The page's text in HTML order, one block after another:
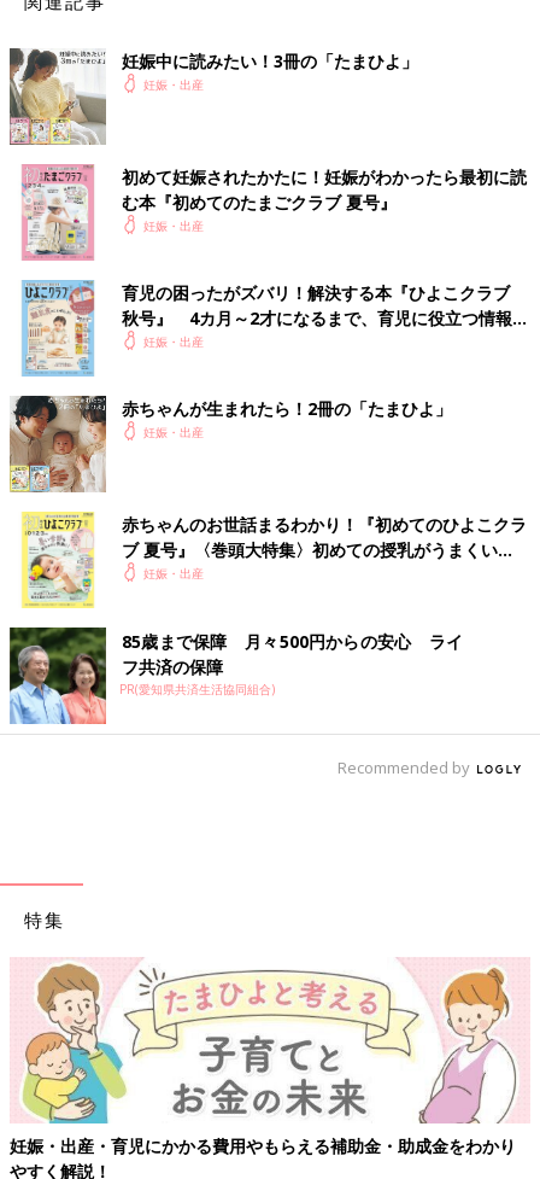
妊娠中に読みたい！3冊の「たまひよ」
妊娠・出産
初めて妊娠されたかたに！妊娠がわかったら最初に読
む本『初めてのたまごクラブ 夏号』
妊娠・出産
育児の困ったがズバリ！解決する本『ひよこクラブ
秋号』 4カ月～2才になるまで、育児に役立つ情報が
いっぱい！
妊娠・出産
赤ちゃんが生まれたら！2冊の「たまひよ」
妊娠・出産
赤ちゃんのお世話まるわかり！『初めてのひよこクラ
ブ 夏号』〈巻頭大特集〉初めての授乳がうまくい
く！ おっぱい・ミルクの基本と夏のトラブル 解決テ
妊娠・出産
85歳まで保障 月々500円からの安心 ライ
フ共済の保障
PR(愛知県共済生活協同組合)
Recommended by
特集
妊娠・出産・育児にかかる費用やもらえる補助金・助成金をわかり
やすく解説！